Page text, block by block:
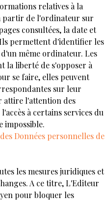
relatives à la
partir de l'ordinateur sur
consultées, la date et
permettent d'identifier les
même ordinateur. Les
la liberté de s'opposer à
se faire, elles peuvent
sur leur
attire l'attention des
à certains services du
impossible.
Données personnelles de
les mesures juridiques et
A ce titre, L'Editeur
pour bloquer les